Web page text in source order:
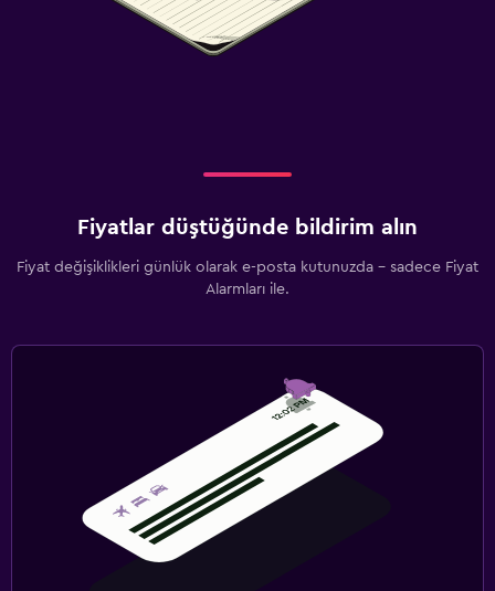
Fiyatlar düştüğünde bildirim alın
Fiyat değişiklikleri günlük olarak e-posta kutunuzda - sadece Fiyat
Alarmları ile.